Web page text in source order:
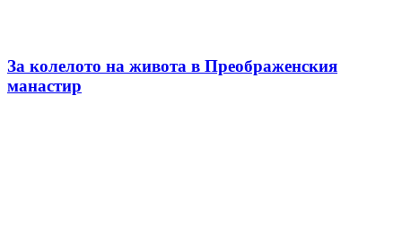
За колелото на живота в Преображенския
манастир